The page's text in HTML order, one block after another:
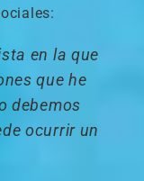
en la que
que he
debemos
ocurrir un